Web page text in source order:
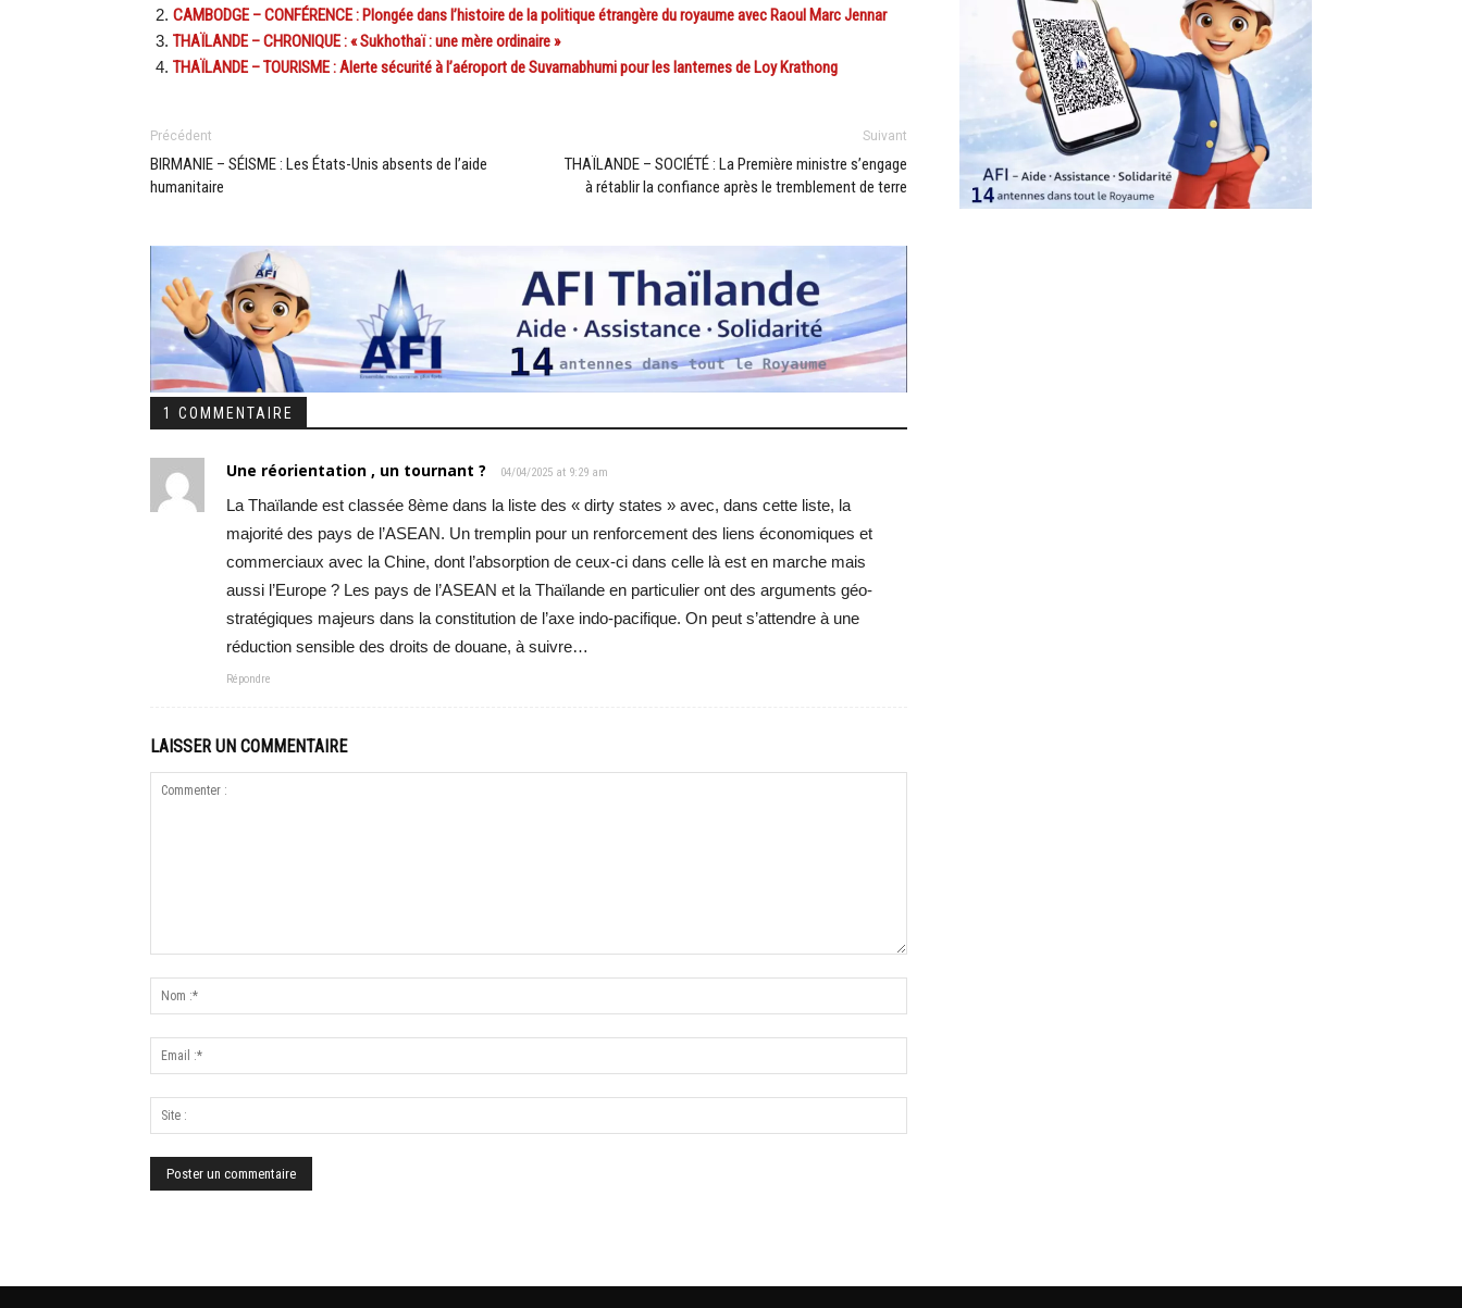
CAMBODGE – CONFÉRENCE : Plongée dans l’histoire de la politique étrangère du royaume avec Raoul Marc Jennar
THAÏLANDE – CHRONIQUE : « Sukhothaï : une mère ordinaire »
THAÏLANDE – TOURISME : Alerte sécurité à l’aéroport de Suvarnabhumi pour les lanternes de Loy Krathong
Précédent
BIRMANIE – SÉISME : Les États-Unis absents de l’aide
humanitaire
Suivant
THAÏLANDE – SOCIÉTÉ : La Première ministre s’engage
à rétablir la confiance après le tremblement de terre
1 COMMENTAIRE
Une réorientation , un tournant ? 04/04/2025 at 9:29 am
La Thaïlande est classée 8ème dans la liste des « dirty states » avec, dans cette liste, la
majorité des pays de l’ASEAN. Un tremplin pour un renforcement des liens économiques et
commerciaux avec la Chine, dont l’absorption de ceux-ci dans celle là est en marche mais
aussi l’Europe ? Les pays de l’ASEAN et la Thaïlande en particulier ont des arguments géo-
stratégiques majeurs dans la constitution de l’axe indo-pacifique. On peut s’attendre à une
réduction sensible des droits de douane, à suivre…
Répondre
LAISSER UN COMMENTAIRE